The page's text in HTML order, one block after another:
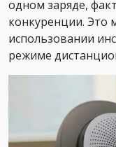
одном заряде,
конкуренции. Это
использовании
режиме